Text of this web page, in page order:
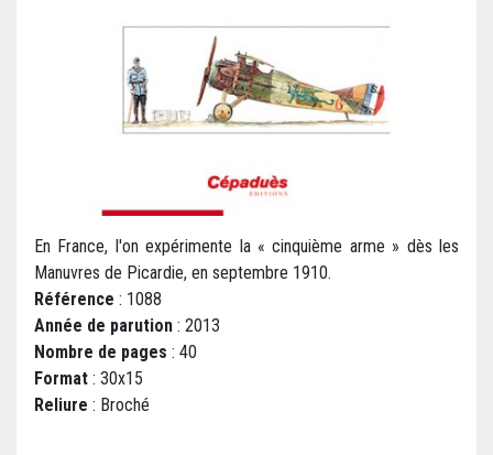
En France, l'on expérimente la « cinquième arme » dès les
Manuvres de Picardie, en septembre 1910.
Référence : 1088
Année de parution : 2013
Nombre de pages : 40
Format : 30x15
Reliure : Broché